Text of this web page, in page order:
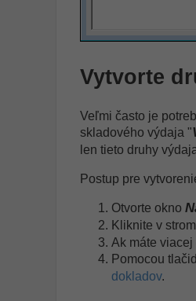
Vytvorte
Veľmi často je
skladového výdaja "
len tieto druhy
Postup pre
Otvorte okno
Kliknite v
Ak máte
Pomocou
dokladov.